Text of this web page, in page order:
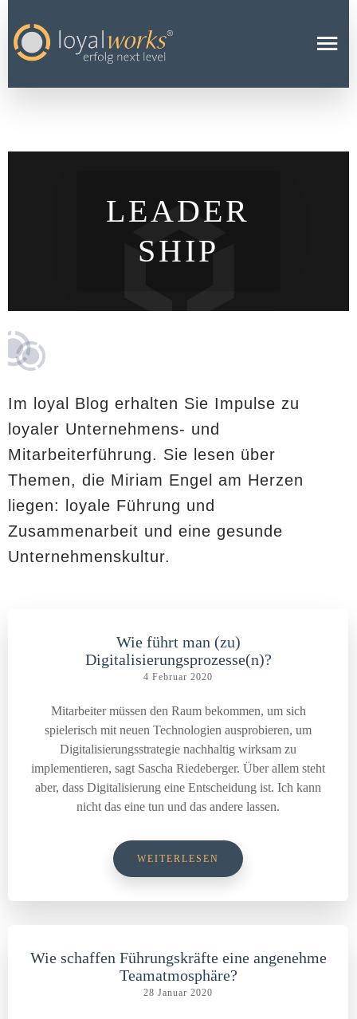
LEADER
SHIP
Im loyal Blog erhalten Sie Impulse zu
loyaler Unternehmens- und
Mitarbeiterführung. Sie lesen über
Themen, die Miriam Engel am Herzen
liegen: loyale Führung und
Zusammenarbeit und eine gesunde
Unternehmenskultur.
Wie führt man (zu)
Digitalisierungsprozesse(n)?
4 Februar 2020
Mitarbeiter müssen den Raum bekommen, um sich
spielerisch mit neuen Technologien ausprobieren, um
Digitalisierungsstrategie nachhaltig wirksam zu
implementieren, sagt Sascha Riedeberger. Über allem steht
aber, dass Digitalisierung eine Entscheidung ist. Ich kann
nicht das eine tun und das andere lassen.
WEITERLESEN
Wie schaffen Führungskräfte eine angenehme
Teamatmosphäre?
28 Januar 2020